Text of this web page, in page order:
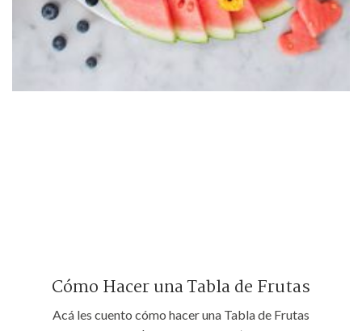
Cómo Hacer una Tabla de Frutas
Acá les cuento cómo hacer una Tabla de Frutas